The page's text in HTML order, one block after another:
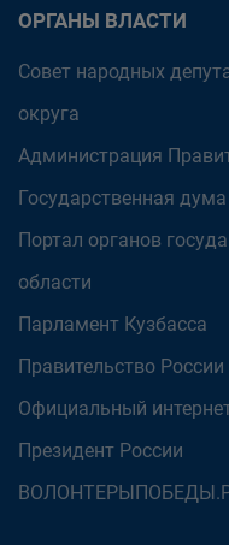
ОРГАНЫ ВЛАСТИ
Совет народных
округа
Администрация
Государственная
Портал органов
области
Парламент Кузбасса
Правительство России
Официальный
Президент России